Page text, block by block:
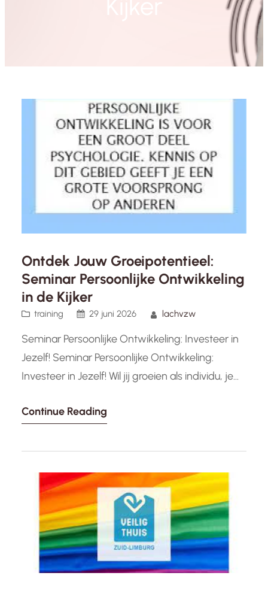
Ontdek Jouw Groeipotentieel:
Seminar Persoonlijke Ontwikkeling
in de Kijker
training 29 juni 2026 lachvzw
Seminar Persoonlijke Ontwikkeling: Investeer in
Jezelf! Seminar Persoonlijke Ontwikkeling:
Investeer in Jezelf! Wil jij groeien als individu, je
potentieel volledig benutten? Dan is een
wat je nodig hebt. Tijdens zo’n seminar krijg je
inzichten op te doen…
Continue Reading